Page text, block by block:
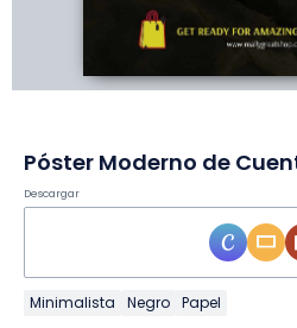
Descargar
Minimalista Negro Papel